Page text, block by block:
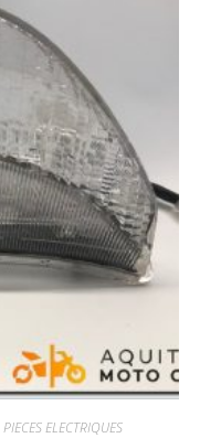
PIECES ELECTRIQUES